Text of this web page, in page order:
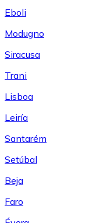
Eboli
Modugno
Siracusa
Trani
Lisboa
Leiría
Santarém
Setúbal
Beja
Faro